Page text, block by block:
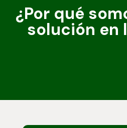
¿Por qué
solución en